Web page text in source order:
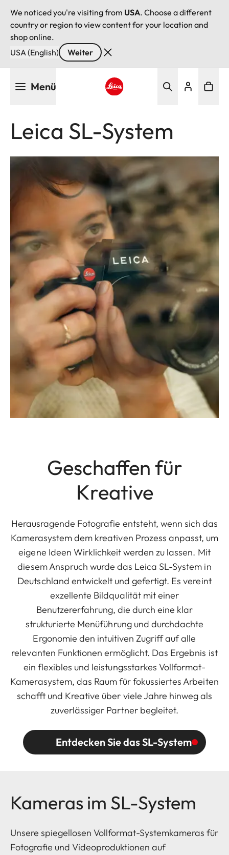
We noticed you're visiting from USA. Choose a different
country or region to view content for your location and
shop online.
USA (English)
Weiter
Menü
Leica SL-System
Geschaffen für
Kreative
Herausragende Fotografie entsteht, wenn sich das
Kamerasystem dem kreativen Prozess anpasst, um
eigene Ideen Wirklichkeit werden zu lassen. Mit
diesem Anspruch wurde das Leica SL-System in
Deutschland entwickelt und gefertigt. Es vereint
exzellente Bildqualität mit einer
Benutzererfahrung, die durch eine klar
strukturierte Menüführung und durchdachte
Ergonomie den intuitiven Zugriff auf alle
relevanten Funktionen ermöglicht. Das Ergebnis ist
ein flexibles und leistungsstarkes Vollformat-
Kamerasystem, das Raum für fokussiertes Arbeiten
schafft und Kreative über viele Jahre hinweg als
zuverlässiger Partner begleitet.
Entdecken Sie das SL-System
Kameras im SL-System
Unsere spiegellosen Vollformat-Systemkameras für
Fotografie und Videoproduktionen auf